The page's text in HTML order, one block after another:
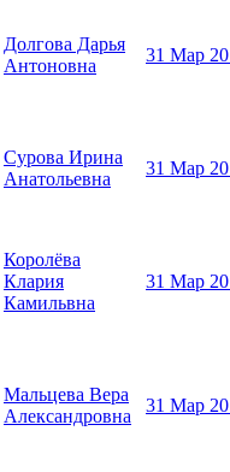
Долгова Дарья
Антоновна
31 Мар
Сурова Ирина
Анатольевна
31 Мар
Королёва
Клария
Камильвна
31 Мар
Мальцева Вера
Александровна
31 Мар